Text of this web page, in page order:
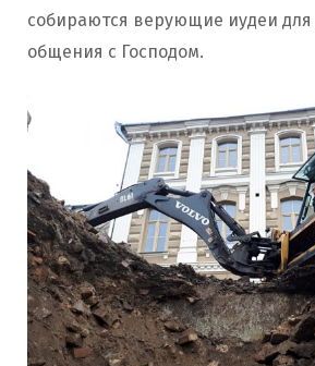
собираются верующие иудеи
общения с Господом.